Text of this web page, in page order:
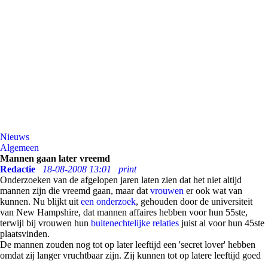
Nieuws
Algemeen
Mannen gaan later vreemd
Redactie
18-08-2008 13:01
print
Onderzoeken van de afgelopen jaren laten zien dat het niet altijd
mannen zijn die vreemd gaan, maar dat vrouwen er ook wat van
kunnen. Nu blijkt uit een onderzoek, gehouden door de universiteit
van New Hampshire, dat mannen affaires hebben voor hun 55ste,
terwijl bij vrouwen hun buitenechtelijke relaties juist al voor hun 45ste
plaatsvinden.
De mannen zouden nog tot op later leeftijd een 'secret lover' hebben
omdat zij langer vruchtbaar zijn. Zij kunnen tot op latere leeftijd goed